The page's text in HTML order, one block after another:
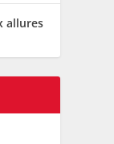
allures